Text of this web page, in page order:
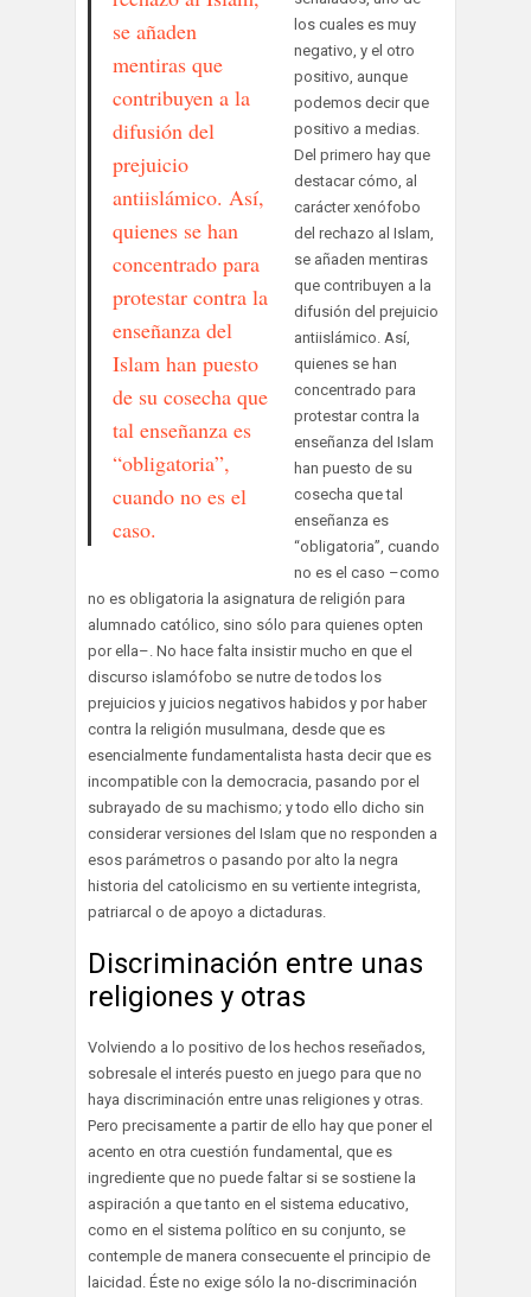
se añaden
mentiras que
contribuyen a la
difusión del
prejuicio
antiislámico. Así,
quienes se han
concentrado para
protestar contra la
enseñanza del
Islam han puesto
de su cosecha que
tal enseñanza es
“obligatoria”,
cuando no es el
caso.
los cuales es muy
negativo, y el otro
positivo, aunque
podemos decir que
positivo a medias.
Del primero hay que
destacar cómo, al
carácter xenófobo
del rechazo al Islam,
se añaden mentiras
que contribuyen a la
difusión del prejuicio
antiislámico. Así,
quienes se han
concentrado para
protestar contra la
enseñanza del Islam
han puesto de su
cosecha que tal
enseñanza es
“obligatoria”, cuando
no es el caso –como
no es obligatoria la asignatura de religión para
alumnado católico, sino sólo para quienes opten
por ella–. No hace falta insistir mucho en que el
discurso islamófobo se nutre de todos los
prejuicios y juicios negativos habidos y por haber
contra la religión musulmana, desde que es
esencialmente fundamentalista hasta decir que es
incompatible con la democracia, pasando por el
subrayado de su machismo; y todo ello dicho sin
considerar versiones del Islam que no responden a
esos parámetros o pasando por alto la negra
historia del catolicismo en su vertiente integrista,
patriarcal o de apoyo a dictaduras.
Discriminación entre unas
religiones y otras
Volviendo a lo positivo de los hechos reseñados,
sobresale el interés puesto en juego para que no
haya discriminación entre unas religiones y otras.
Pero precisamente a partir de ello hay que poner el
acento en otra cuestión fundamental, que es
ingrediente que no puede faltar si se sostiene la
aspiración a que tanto en el sistema educativo,
como en el sistema político en su conjunto, se
contemple de manera consecuente el principio de
laicidad. Éste no exige sólo la no-discriminación